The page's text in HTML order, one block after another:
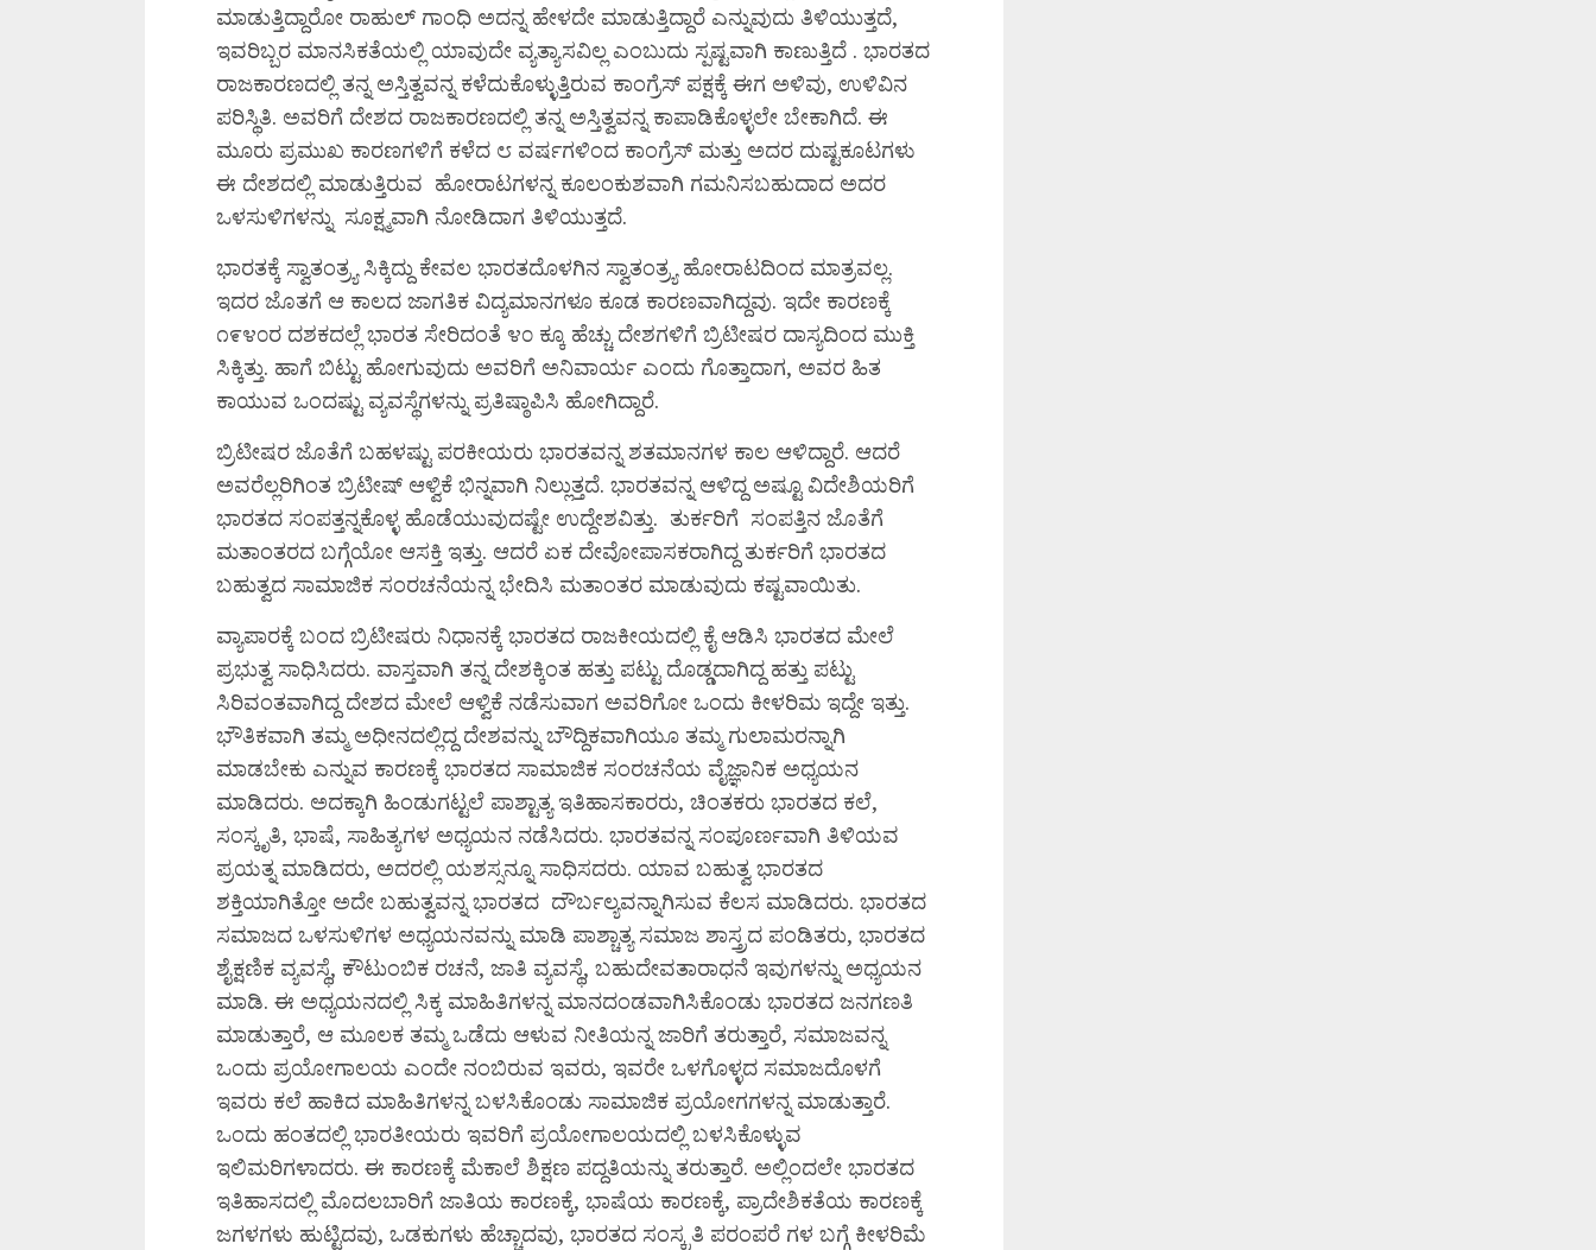
ಮಾಡುತ್ತಿದ್ದಾರೋ ರಾಹುಲ್‌ ಗಾಂಧಿ ಅದನ್ನ ಹೇಳದೇ ಮಾಡುತ್ತಿದ್ದಾರೆ ಎನ್ನುವುದು ತಿಳಿಯುತ್ತದೆ,
ಇವರಿಬ್ಬರ ಮಾನಸಿಕತೆಯಲ್ಲಿ ಯಾವುದೇ ವ್ಯತ್ಯಾಸವಿಲ್ಲ ಎಂಬುದು ಸ್ಪಷ್ಟವಾಗಿ ಕಾಣುತ್ತಿದೆ . ಭಾರತದ
ರಾಜಕಾರಣದಲ್ಲಿ ತನ್ನ ಅಸ್ತಿತ್ವವನ್ನ ಕಳೆದುಕೊಳ್ಳುತ್ತಿರುವ ಕಾಂಗ್ರೆಸ್‌ ಪಕ್ಷಕ್ಕೆ ಈಗ ಅಳಿವು, ಉಳಿವಿನ
ಪರಿಸ್ಥಿತಿ. ಅವರಿಗೆ ದೇಶದ ರಾಜಕಾರಣದಲ್ಲಿ ತನ್ನ ಅಸ್ತಿತ್ವವನ್ನ ಕಾಪಾಡಿಕೊಳ್ಳಲೇ ಬೇಕಾಗಿದೆ. ಈ
ಮೂರು ಪ್ರಮುಖ ಕಾರಣಗಳಿಗೆ ಕಳೆದ ೮ ವರ್ಷಗಳಿಂದ ಕಾಂಗ್ರೆಸ್‌ ಮತ್ತು ಅದರ ದುಷ್ಟಕೂಟಗಳು
ಈ ದೇಶದಲ್ಲಿ ಮಾಡುತ್ತಿರುವ ಹೋರಾಟಗಳನ್ನ ಕೂಲಂಕುಶವಾಗಿ ಗಮನಿಸಬಹುದಾದ ಅದರ
ಒಳಸುಳಿಗಳನ್ನು ಸೂಕ್ಷ್ಮವಾಗಿ ನೋಡಿದಾಗ ತಿಳಿಯುತ್ತದೆ.
ಭಾರತಕ್ಕೆ ಸ್ವಾತಂತ್ರ್ಯ ಸಿಕ್ಕಿದ್ದು ಕೇವಲ ಭಾರತದೊಳಗಿನ ಸ್ವಾತಂತ್ರ್ಯ ಹೋರಾಟದಿಂದ ಮಾತ್ರವಲ್ಲ.
ಇದರ ಜೊತಗೆ ಆ ಕಾಲದ ಜಾಗತಿಕ ವಿದ್ಯಮಾನಗಳೂ ಕೂಡ ಕಾರಣವಾಗಿದ್ದವು. ಇದೇ ಕಾರಣಕ್ಕೆ
೧೯೪೦ರ ದಶಕದಲ್ಲೆ ಭಾರತ ಸೇರಿದಂತೆ ೪೦ ಕ್ಕೂ ಹೆಚ್ಚು ದೇಶಗಳಿಗೆ ಬ್ರಿಟೀಷರ ದಾಸ್ಯದಿಂದ ಮುಕ್ತಿ
ಸಿಕ್ಕಿತ್ತು. ಹಾಗೆ ಬಿಟ್ಟು ಹೋಗುವುದು ಅವರಿಗೆ ಅನಿವಾರ್ಯ ಎಂದು ಗೊತ್ತಾದಾಗ, ಅವರ ಹಿತ
ಕಾಯುವ ಒಂದಷ್ಟು ವ್ಯವಸ್ಥೆಗಳನ್ನು ಪ್ರತಿಷ್ಠಾಪಿಸಿ ಹೋಗಿದ್ದಾರೆ.
ಬ್ರಿಟೀಷರ ಜೊತೆಗೆ ಬಹಳಷ್ಟು ಪರಕೀಯರು ಭಾರತವನ್ನ ಶತಮಾನಗಳ ಕಾಲ ಆಳಿದ್ದಾರೆ. ಆದರೆ
ಅವರೆಲ್ಲರಿಗಿಂತ ಬ್ರಿಟೀಷ್‌ ಆಳ್ವಿಕೆ ಭಿನ್ನವಾಗಿ ನಿಲ್ಲುತ್ತದೆ. ಭಾರತವನ್ನ ಆಳಿದ್ದ ಅಷ್ಟೂ ವಿದೇಶಿಯರಿಗೆ
ಭಾರತದ ಸಂಪತ್ತನ್ನಕೊಳ್ಳ ಹೊಡೆಯುವುದಷ್ಟೇ ಉದ್ದೇಶವಿತ್ತು. ತುರ್ಕರಿಗೆ ಸಂಪತ್ತಿನ ಜೊತೆಗೆ
ಮತಾಂತರದ ಬಗ್ಗೆಯೋ ಆಸಕ್ತಿ ಇತ್ತು. ಆದರೆ ಏಕ ದೇವೋಪಾಸಕರಾಗಿದ್ದ ತುರ್ಕರಿಗೆ ಭಾರತದ
ಬಹುತ್ವದ ಸಾಮಾಜಿಕ ಸಂರಚನೆಯನ್ನ ಭೇದಿಸಿ ಮತಾಂತರ ಮಾಡುವುದು ಕಷ್ಟವಾಯಿತು.
ವ್ಯಾಪಾರಕ್ಕೆ ಬಂದ ಬ್ರಿಟೀಷರು ನಿಧಾನಕ್ಕೆ ಭಾರತದ ರಾಜಕೀಯದಲ್ಲಿ ಕೈ ಆಡಿಸಿ ಭಾರತದ ಮೇಲೆ
ಪ್ರಭುತ್ವ ಸಾಧಿಸಿದರು. ವಾಸ್ತವಾಗಿ ತನ್ನ ದೇಶಕ್ಕಿಂತ ಹತ್ತು ಪಟ್ಟು ದೊಡ್ಡದಾಗಿದ್ದ ಹತ್ತು ಪಟ್ಟು
ಸಿರಿವಂತವಾಗಿದ್ದ ದೇಶದ ಮೇಲೆ ಆಳ್ವಿಕೆ ನಡೆಸುವಾಗ ಅವರಿಗೋ ಒಂದು ಕೀಳರಿಮ ಇದ್ದೇ ಇತ್ತು.
ಭೌತಿಕವಾಗಿ ತಮ್ಮ ಅಧೀನದಲ್ಲಿದ್ದ ದೇಶವನ್ನು ಬೌದ್ದಿಕವಾಗಿಯೂ ತಮ್ಮ ಗುಲಾಮರನ್ನಾಗಿ
ಮಾಡಬೇಕು ಎನ್ನುವ ಕಾರಣಕ್ಕೆ ಭಾರತದ ಸಾಮಾಜಿಕ ಸಂರಚನೆಯ ವೈಜ್ಞಾನಿಕ ಅಧ್ಯಯನ
ಮಾಡಿದರು. ಅದಕ್ಕಾಗಿ ಹಿಂಡುಗಟ್ಟಲೆ ಪಾಶ್ಟಾತ್ಯ ಇತಿಹಾಸಕಾರರು, ಚಿಂತಕರು ಭಾರತದ ಕಲೆ,
ಸಂಸ್ಕೃತಿ, ಭಾಷೆ, ಸಾಹಿತ್ಯಗಳ ಅಧ್ಯಯನ ನಡೆಸಿದರು. ಭಾರತವನ್ನ ಸಂಪೂರ್ಣವಾಗಿ ತಿಳಿಯವ
ಪ್ರಯತ್ನ ಮಾಡಿದರು, ಅದರಲ್ಲಿ ಯಶಸ್ಸನ್ನೂ ಸಾಧಿಸದರು. ಯಾವ ಬಹುತ್ವ ಭಾರತದ
ಶಕ್ತಿಯಾಗಿತ್ತೋ ಅದೇ ಬಹುತ್ವವನ್ನ ಭಾರತದ ದೌರ್ಬಲ್ಯವನ್ನಾಗಿಸುವ ಕೆಲಸ ಮಾಡಿದರು. ಭಾರತದ
ಸಮಾಜದ ಒಳಸುಳಿಗಳ ಅಧ್ಯಯನವನ್ನು ಮಾಡಿ ಪಾಶ್ಚಾತ್ಯ ಸಮಾಜ ಶಾಸ್ತ್ರದ ಪಂಡಿತರು, ಭಾರತದ
ಶೈಕ್ಷಣಿಕ ವ್ಯವಸ್ಥೆ, ಕೌಟುಂಬಿಕ ರಚನೆ, ಜಾತಿ ವ್ಯವಸ್ಥೆ, ಬಹುದೇವತಾರಾಧನೆ ಇವುಗಳನ್ನು ಅಧ್ಯಯನ
ಮಾಡಿ. ಈ ಅಧ್ಯಯನದಲ್ಲಿ ಸಿಕ್ಕ ಮಾಹಿತಿಗಳನ್ನ ಮಾನದಂಡವಾಗಿಸಿಕೊಂಡು ಭಾರತದ ಜನಗಣತಿ
ಮಾಡುತ್ತಾರೆ, ಆ ಮೂಲಕ ತಮ್ಮ ಒಡೆದು ಆಳುವ ನೀತಿಯನ್ನ ಜಾರಿಗೆ ತರುತ್ತಾರೆ, ಸಮಾಜವನ್ನ
ಒಂದು ಪ್ರಯೋಗಾಲಯ ಎಂದೇ ನಂಬಿರುವ ಇವರು, ಇವರೇ ಒಳಗೊಳ್ಳದ ಸಮಾಜದೊಳಗೆ
ಇವರು ಕಲೆ ಹಾಕಿದ ಮಾಹಿತಿಗಳನ್ನ ಬಳಸಿಕೊಂಡು ಸಾಮಾಜಿಕ ಪ್ರಯೋಗಗಳನ್ನ ಮಾಡುತ್ತಾರೆ.
ಒಂದು ಹಂತದಲ್ಲಿ ಭಾರತೀಯರು ಇವರಿಗೆ ಪ್ರಯೋಗಾಲಯದಲ್ಲಿ ಬಳಸಿಕೊಳ್ಳುವ
ಇಲಿಮರಿಗಳಾದರು. ಈ ಕಾರಣಕ್ಕೆ ಮೆಕಾಲೆ ಶಿಕ್ಷಣ ಪದ್ದತಿಯನ್ನು ತರುತ್ತಾರೆ. ಅಲ್ಲಿಂದಲೇ ಭಾರತದ
ಇತಿಹಾಸದಲ್ಲಿ ಮೊದಲಬಾರಿಗೆ ಜಾತಿಯ ಕಾರಣಕ್ಕೆ, ಭಾಷೆಯ ಕಾರಣಕ್ಕೆ, ಪ್ರಾದೇಶಿಕತೆಯ ಕಾರಣಕ್ಕೆ
ಜಗಳಗಳು ಹುಟ್ಟಿದವು, ಒಡಕುಗಳು ಹೆಚ್ಚಾದವು, ಭಾರತದ ಸಂಸ್ಕ್ರತಿ ಪರಂಪರೆ ಗಳ ಬಗ್ಗೆ ಕೀಳರಿಮೆ